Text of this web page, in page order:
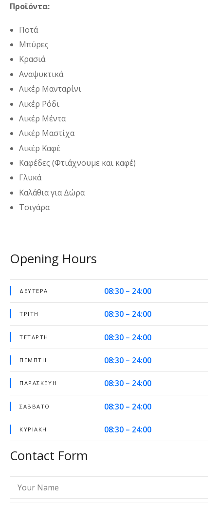
Προϊόντα:
Ποτά
Μπύρες
Κρασιά
Αναψυκτικά
Λικέρ Μανταρίνι
Λικέρ Ρόδι
Λικέρ Μέντα
Λικέρ Μαστίχα
Λικέρ Καφέ
Καφέδες (Φτιάχνουμε και καφέ)
Γλυκά
Καλάθια για Δώρα
Τσιγάρα
Opening Hours
ΔΕΥΤΈΡΑ 08:30 – 24:00
ΤΡΊΤΗ 08:30 – 24:00
ΤΕΤΆΡΤΗ 08:30 – 24:00
ΠΈΜΠΤΗ 08:30 – 24:00
ΠΑΡΑΣΚΕΥΉ 08:30 – 24:00
ΣΆΒΒΑΤΟ 08:30 – 24:00
ΚΥΡΙΑΚΉ 08:30 – 24:00
Contact Form